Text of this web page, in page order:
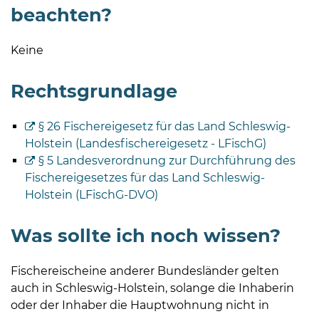
beachten?
Keine
Rechtsgrundlage
§ 26 Fischereigesetz für das Land Schleswig-
Holstein (Landesfischereigesetz - LFischG)
§ 5 Landesverordnung zur Durchführung des
Fischereigesetzes für das Land Schleswig-
Holstein (LFischG-DVO)
Was sollte ich noch wissen?
Fischereischeine anderer Bundesländer gelten
auch in Schleswig-Holstein, solange die Inhaberin
oder der Inhaber die Hauptwohnung nicht in